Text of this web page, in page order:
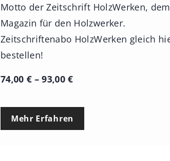
Motto der Zeitschrift HolzWerken, dem
Magazin für den Holzwerker.
Zeitschriftenabo HolzWerken gleich
bestellen!
74,00 € –93,00€P
e
Mehr Erfahren